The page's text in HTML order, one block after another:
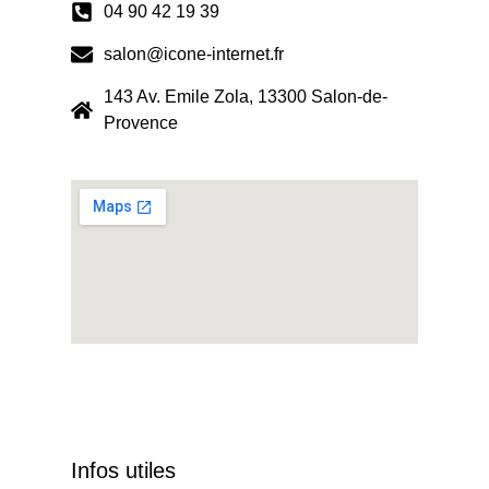
04 90 42 19 39
salon@icone-internet.fr
143 Av. Emile Zola, 13300 Salon-de-
Provence
Infos utiles